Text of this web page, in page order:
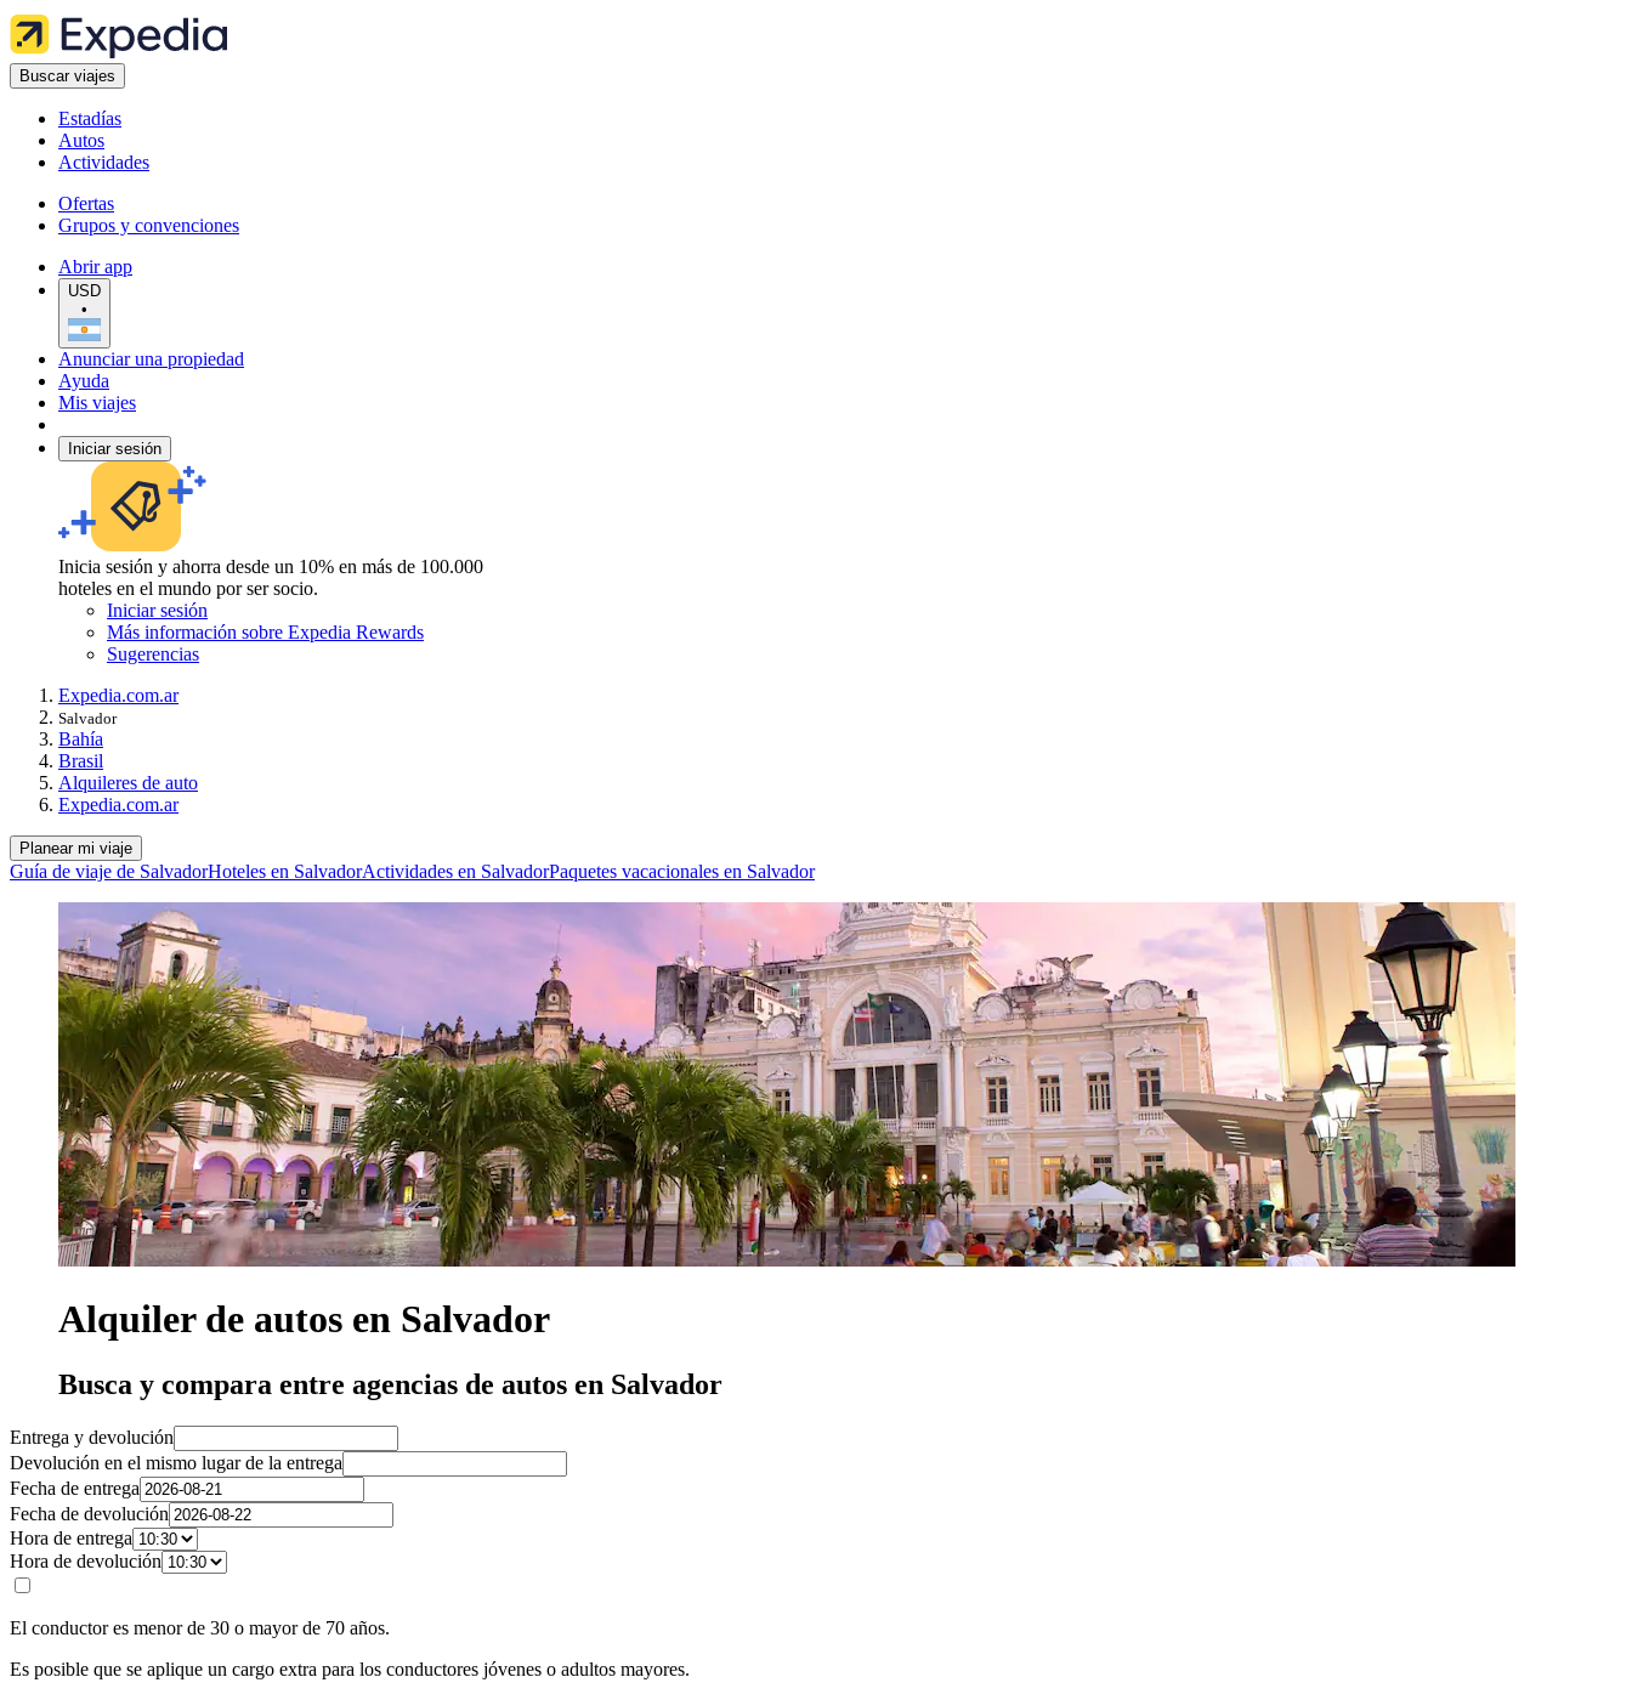
Buscar viajes
Estadías
Autos
Actividades
Ofertas
Grupos y convenciones
Abrir app
USD
•
Anunciar una propiedad
Ayuda
Mis viajes
Iniciar sesión
Inicia sesión y ahorra desde un 10% en más de 100.000
hoteles en el mundo por ser socio.
Iniciar sesión
Más información sobre Expedia Rewards
Sugerencias
Expedia.com.ar
Salvador
Bahía
Brasil
Alquileres de auto
Expedia.com.ar
Planear mi viaje
Guía de viaje de SalvadorHoteles en SalvadorActividades en SalvadorPaquetes vacacionales en Salvador
Alquiler de autos en Salvador
Busca y compara entre agencias de autos en Salvador
Entrega y devolución
Devolución en el mismo lugar de la entrega
Fecha de entrega
Fecha de devolución
Hora de entrega
Hora de devolución
El conductor es menor de 30 o mayor de 70 años.
Es posible que se aplique un cargo extra para los conductores jóvenes o adultos mayores.